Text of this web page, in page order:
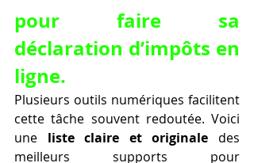
pour faire sa
déclaration d’impôts en
ligne.
Plusieurs outils numériques facilitent
cette tâche souvent redoutée. Voici
une liste claire et originale des
meilleurs supports pour